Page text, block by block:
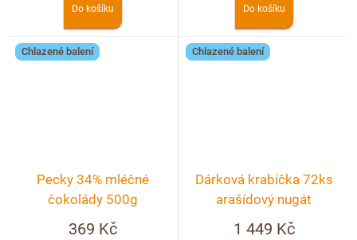
Do košíku Do košíku
Chlazené balení
Pecky 34% mléčné
čokolády 500g
369 Kč
Chlazené balení
Dárková krabička 72ks
arašídový nugát
1 449 Kč